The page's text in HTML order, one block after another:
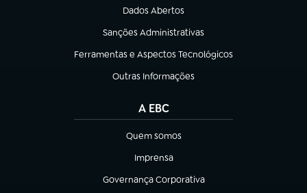
Dados Abertos
(abre em nova aba)
Sanções Administrativas
(abre em nova aba)
Ferramentas e Aspectos Tecnológicos
(abre em nova aba)
Outras Informações
(abre em nova aba)
A EBC
Quem somos
(abre em nova aba)
Imprensa
(abre em nova aba)
Governança Corporativa
(abre em nova aba)